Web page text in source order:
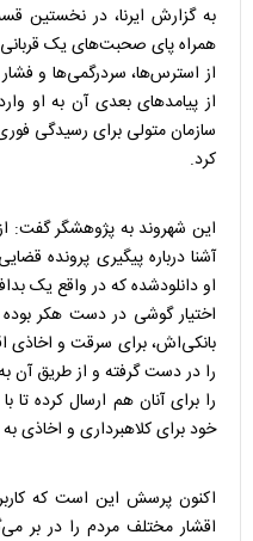
به گزارش ایرنا، در
همراه پای صحبت‌های یک
از استرس‌ها، سردرگمی‌ها و
از پیامدهای بعدی آن به او
سازمان متولی برای رسیدگی فوری
کرد.
این شهروند به پژوهشگر گفت:
او دانلودشده که در واقع یک
اختیار گوشی در دست هکر بوده
بانکی‌اش، برای سرقت و اخاذی
را در دست گرفته و از طریق آن
را برای آنان هم ارسال کرده
خود برای کلاهبرداری و اخاذی
اکنون پرسش این است که
اقشار مختلف مردم را در بر